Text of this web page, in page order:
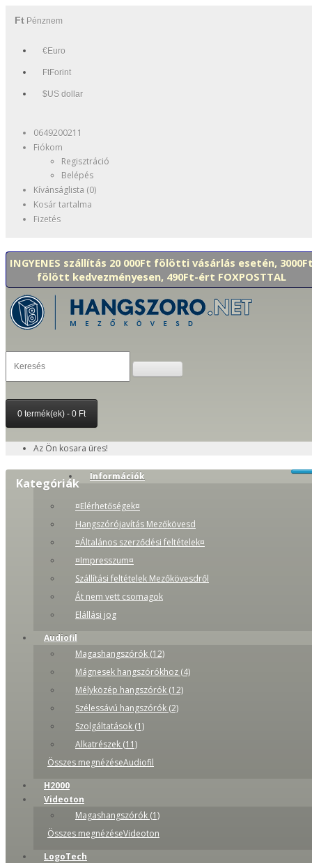
Ft Pénznem
€Euro
FtForint
$US dollar
0649200211
Fiókom
Regisztráció
Belépés
Kívánságlista (0)
Kosár tartalma
Fizetés
INGYENES szállítás 20 000Ft fölötti vásárlás esetén,
fölött kedvezményesen, 490Ft-ért FOXPOSTTAL
0 termék(ek) - 0 Ft
Az Ön kosara üres!
Kategóriák Információk
¤Elérhetőségek¤
Hangszórójavítás Mezőkövesd
¤Általános szerződési feltételek¤
¤Impresszum¤
Szállítási feltételek Mezőkövesdről
Át nem vett csomagok
Elállási jog
Audiofil
Magashangszórók (12)
Mágnesek hangszórókhoz (4)
Mélyközép hangszórók (12)
Szélessávú hangszórók (2)
Szolgáltatások (1)
Alkatrészek (11)
Összes megnézéseAudiofil
H2000
Videoton
Magashangszórók (1)
Összes megnézéseVideoton
LogoTech